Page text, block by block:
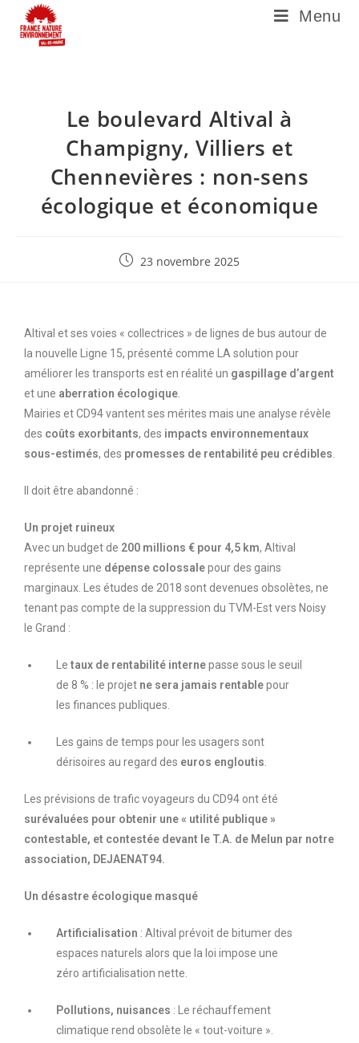
Menu
Le boulevard Altival à
Champigny, Villiers et
Chennevières : non-sens
écologique et économique
23 novembre 2025
Altival et ses voies « collectrices » de lignes de bus autour de
la nouvelle Ligne 15, présenté comme LA solution pour
améliorer les transports est en réalité un gaspillage d’argent
et une aberration écologique
Mairies et CD94 vantent ses mérites mais une analyse révèle
des coûts exorbitants, des impacts environnementaux
sous-estimés, des promesses de rentabilité peu crédibles
Il doit être abandonné :
Un projet ruineux
Avec un budget de 200 millions € pour 4,5 km, Altival
représente une dépense colossalepour des gains
marginaux. Les études de 2018 sont devenues obsolètes, ne
tenant pas compte de la suppression du TVM-Est vers Noisy
le Grand :
Le taux de rentabilité internepasse sous le seuil
de 8 % : le projet ne sera jamais rentablepour
les finances publiques.
Les gains de temps pour les usagers sont
dérisoires au regard des euros engloutis
Les prévisions de trafic voyageurs du CD94 ont été
surévaluées pour obtenir une « utilité publique »
contestable, et contestée devant le T.A. de Melun par notre
association, DEJAENAT94.
Un désastre écologique masqué
Artificialisation : Altival prévoit de bitumer des
espaces naturels alors que la loi impose une
zéro artificialisation nette.
Pollutions, nuisances : Le réchauffement
climatique rend obsolète le « tout-voiture ».